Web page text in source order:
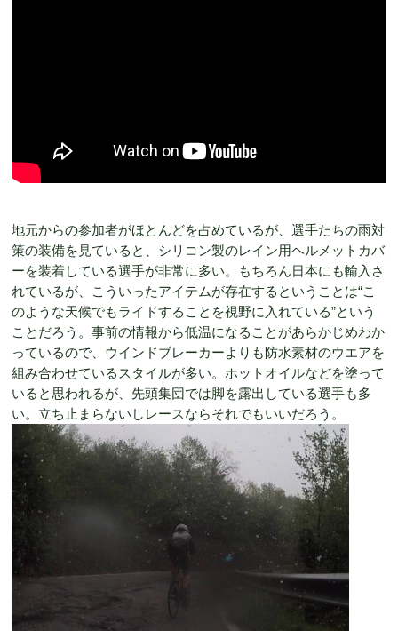
地元からの参加者がほとんどを占めているが、選手たちの雨対
策の装備を見ていると、シリコン製のレイン用ヘルメットカバ
ーを装着している選手が非常に多い。もちろん日本にも輸入さ
れているが、こういったアイテムが存在するということは“こ
のような天候でもライドすることを視野に入れている”という
ことだろう。事前の情報から低温になることがあらかじめわか
っているので、ウインドブレーカーよりも防水素材のウエアを
組み合わせているスタイルが多い。ホットオイルなどを塗って
いると思われるが、先頭集団では脚を露出している選手も多
い。立ち止まらないしレースならそれでもいいだろう。